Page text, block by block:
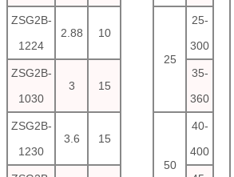
ZSG2B-
1224
2.88 10
25
25-
300
ZSG2B-
1030
3 15
35-
360
ZSG2B-
1230
3.6 15
50
40-
400